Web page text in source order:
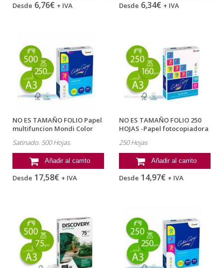
Desde 6,76€ + IVA Desde 6,34€ + IVA
NO ES TAMAÑO FOLIO Papel
multifuncion Mondi Color
Satinado. 500 Hojas.
Añadir al carrito
Desde 17,58€ + IVA
NO ES TAMAÑO FOLIO 250
HOJAS -Papel fotocopiadora
250 Hojas
Añadir al carrito
Desde 14,97€ + IVA